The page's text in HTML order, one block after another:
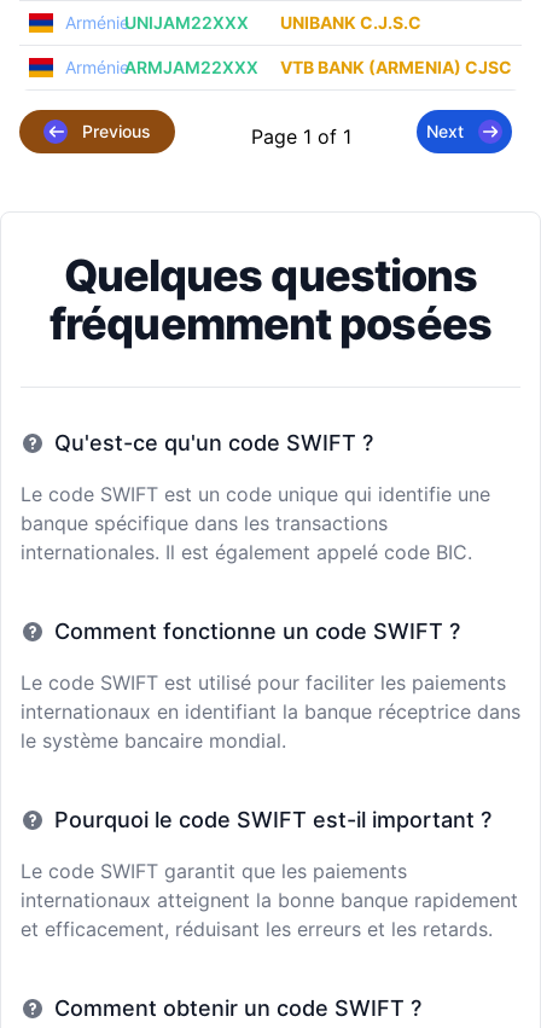
ArménieUNIJAM22XXX UNIBANK C.J.S.C
ArménieARMJAM22XXX VTB BANK (ARMENIA) CJSC
Previous Page 1 of 1 Next
Quelques questions
fréquemment posées
Qu'est-ce qu'un code SWIFT ?
Le code SWIFT est un code unique qui identifie une
banque spécifique dans les transactions
internationales. Il est également appelé code BIC.
Comment fonctionne un code SWIFT ?
Le code SWIFT est utilisé pour faciliter les paiements
internationaux en identifiant la banque réceptrice dans
le système bancaire mondial.
Pourquoi le code SWIFT est-il important ?
Le code SWIFT garantit que les paiements
internationaux atteignent la bonne banque rapidement
et efficacement, réduisant les erreurs et les retards.
Comment obtenir un code SWIFT ?